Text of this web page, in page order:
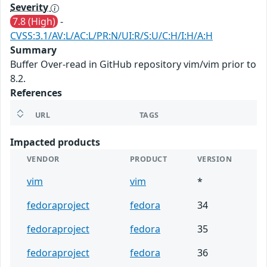
Severity
7.8 (High) -
CVSS:3.1/AV:L/AC:L/PR:N/UI:R/S:U/C:H/I:H/A:H
Summary
Buffer Over-read in GitHub repository vim/vim prior to
8.2.
References
URL TAGS
Impacted products
VENDOR PRODUCT VERSION
vim vim
*
fedoraproject
fedora
34
fedoraproject
fedora
35
fedoraproject
fedora
36